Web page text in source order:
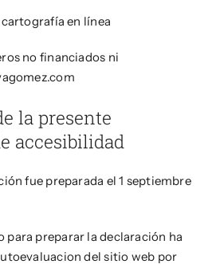
en línea
no financiados ni
la presente
accesibilidad
fue preparada el 1 septiembre
para preparar la declaración ha
del sitio web por